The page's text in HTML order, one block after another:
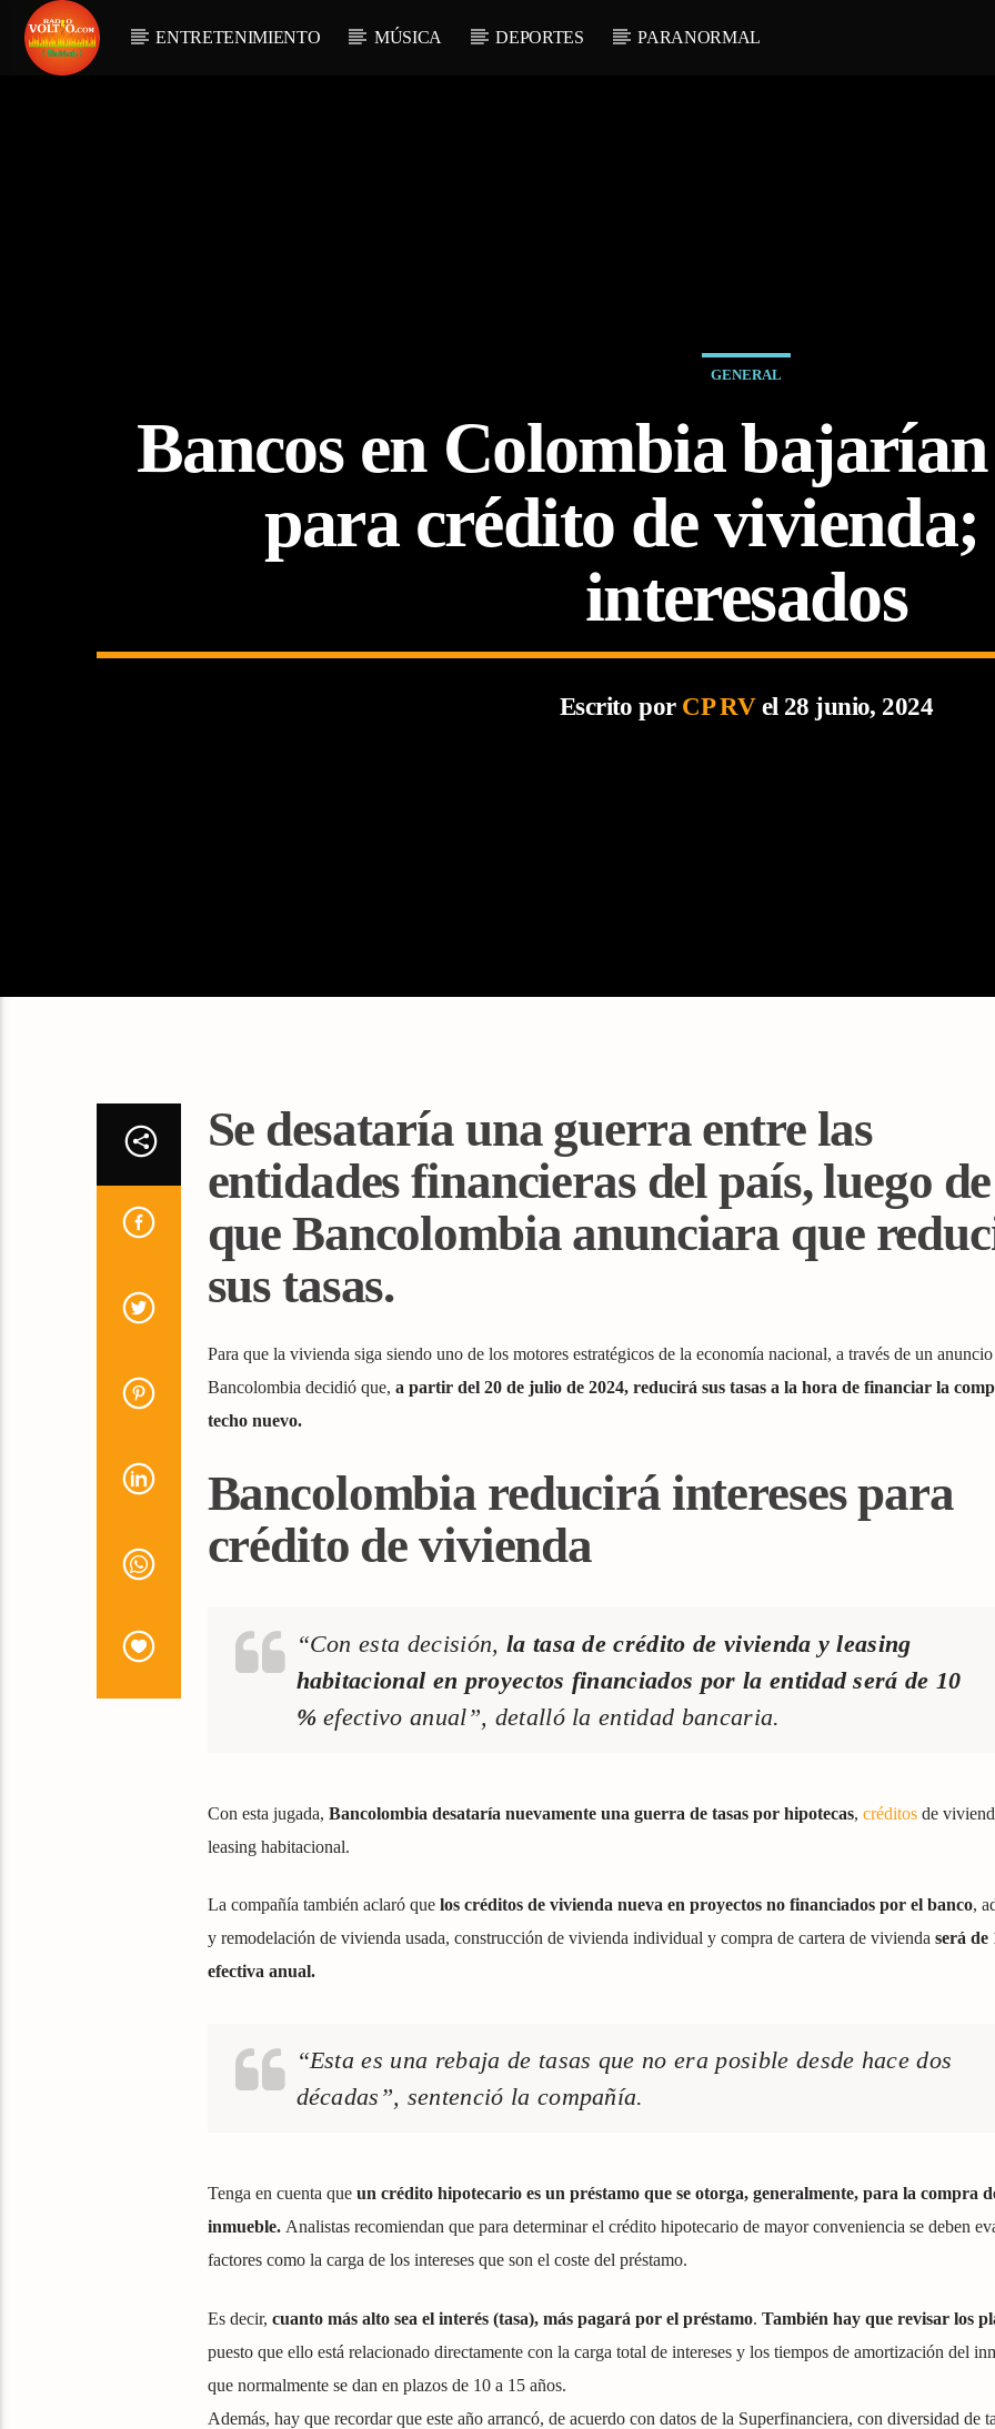
ENTRETENIMIENTO MÚSICA DEPORTES PARANORMAL
GENERAL
Bancos en Colombia bajarían
para crédito de vivienda;
interesados
Escrito por CP RVel 28 junio, 2024
Se desataría una guerra entre las
entidades financieras del país, luego de
que Bancolombia anunciara que
sus tasas.
Para que la vivienda siga siendo uno de los motores estratégicos de la economía nacional, a través de un
Bancolombia decidió que, a partir del 20 de julio de 2024, reducirá sus tasas a la hora de financiar la
techo nuevo.
Bancolombia reducirá intereses para
crédito de vivienda
“Con esta decisión, la tasa decrédito de vivienda y leasing
habitacional en proyectos financiados por la entidad será de 10
%efectivo anual”, detalló la entidad bancaria.
Con esta jugada, Bancolombia desataría nuevamente una guerra de tasas por hipotecas, créditosde
leasing habitacional.
La compañía también aclaró que los créditos de vivienda nueva en proyectos no financiados por el banco,
y remodelación de vivienda usada, construcción de vivienda individual y compra de cartera de vivienda será de
efectiva anual.
“Esta es una rebaja de tasas que no era posible desde hace dos
décadas”, sentenció la compañía.
Tenga en cuenta que un crédito hipotecario es un préstamo que se otorga, generalmente, para la compra
inmueble.Analistas recomiendan que para determinar el crédito hipotecario de mayor conveniencia se deben
factores como la carga de los intereses que son el coste del préstamo.
Es decir, cuanto más alto sea el interés (tasa), más pagará por el préstamo. También hay que revisar los
puesto que ello está relacionado directamente con la carga total de intereses y los tiempos de amortización del
que normalmente se dan en plazos de 10 a 15 años.
Además, hay que recordar que este año arrancó, de acuerdo con datos de la Superfinanciera, con diversidad de